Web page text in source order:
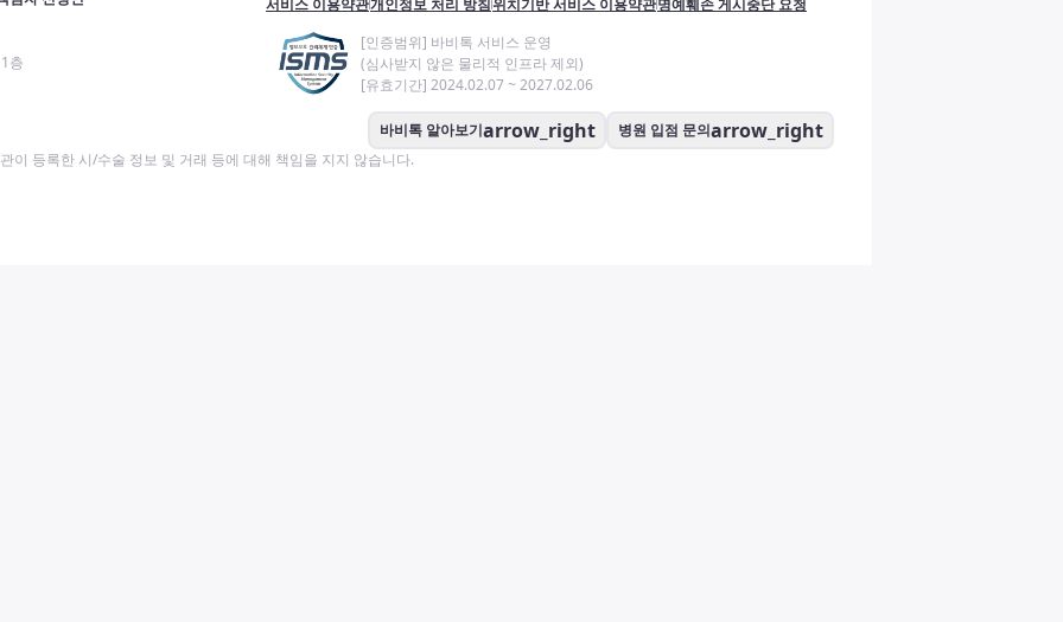
층
서비스 이용약관개인정보 처리 방침위치기반 서비스 이용약관명예훼손 게시중단 요청
[인증범위] 바비톡 서비스 운영
(심사받지 않은 물리적 인프라 제외)
[유효기간] 2024.02.07 ~ 2027.02.06
바비톡 알아보기arrow_right 병원 입점 문의arrow_right
이 등록한 시/수술 정보 및 거래 등에 대해 책임을 지지 않습니다.